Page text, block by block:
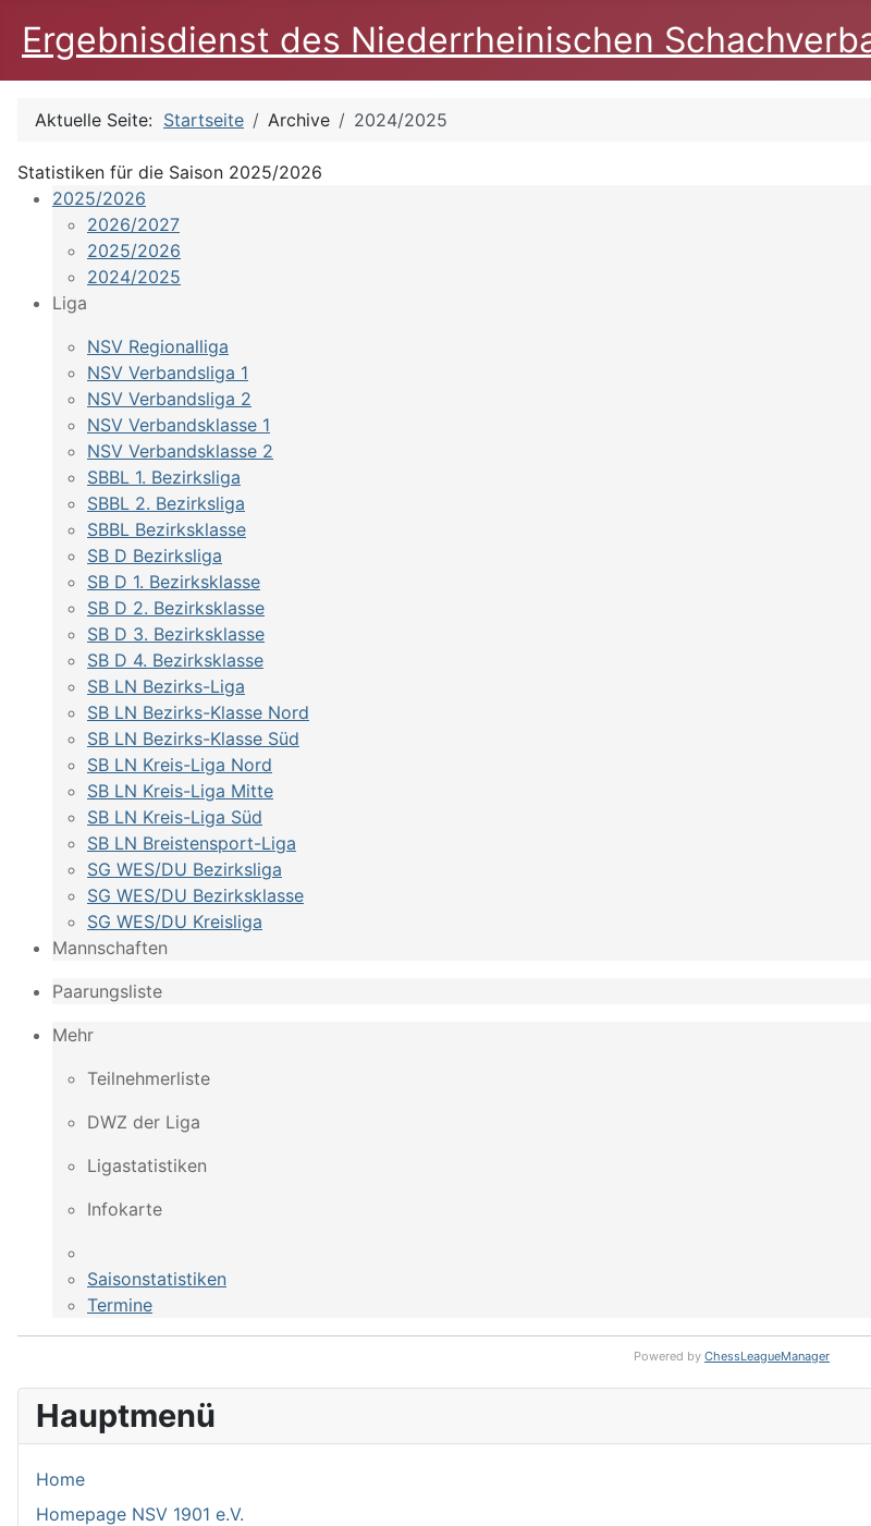
Ergebnisdienst des Niederrheinischen
Aktuelle Seite: Startseite Archive 2024/2025
Statistiken für die Saison 2025/2026
2025/2026
2026/2027
2025/2026
2024/2025
Liga
NSV Regionalliga
NSV Verbandsliga 1
NSV Verbandsliga 2
NSV Verbandsklasse 1
NSV Verbandsklasse 2
SBBL 1. Bezirksliga
SBBL 2. Bezirksliga
SBBL Bezirksklasse
SB D Bezirksliga
SB D 1. Bezirksklasse
SB D 2. Bezirksklasse
SB D 3. Bezirksklasse
SB D 4. Bezirksklasse
SB LN Bezirks-Liga
SB LN Bezirks-Klasse Nord
SB LN Bezirks-Klasse Süd
SB LN Kreis-Liga Nord
SB LN Kreis-Liga Mitte
SB LN Kreis-Liga Süd
SB LN Breistensport-Liga
SG WES/DU Bezirksliga
SG WES/DU Bezirksklasse
SG WES/DU Kreisliga
Mannschaften
Paarungsliste
Mehr
Teilnehmerliste
DWZ der Liga
Ligastatistiken
Infokarte
Saisonstatistiken
Termine
Powered by ChessLeagueManager
Hauptmenü
Home
Homepage NSV 1901 e.V.